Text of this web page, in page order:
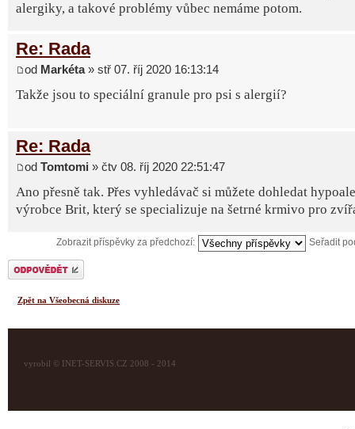
alergiky, a takové problémy vůbec nemáme potom.
Re: Rada
od Markéta» stř 07. říj 2020 16:13:14
Takže jsou to speciální granule pro psi s alergií?
Re: Rada
od Tomtomi » čtv 08. říj 2020 22:51:47
Ano přesně tak. Přes vyhledávač si můžete dohledat
výrobce Brit, který se specializuje na šetrné krmivo pro
Zobrazit příspěvky za předchozí: Seřadit
Odeslat odpověď
Zpět na Všeobecná diskuze
vyrobil © INET-SERVIS.CZ 2008 - 2014